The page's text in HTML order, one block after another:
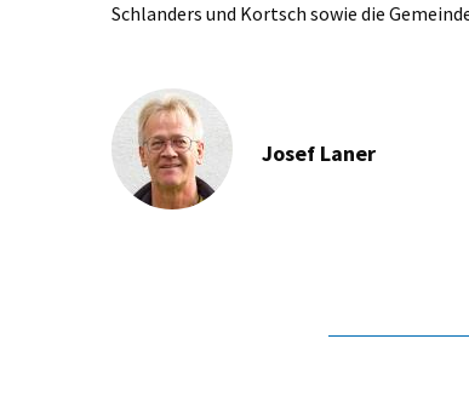
Schlanders und Kortsch sowie die
Josef Laner